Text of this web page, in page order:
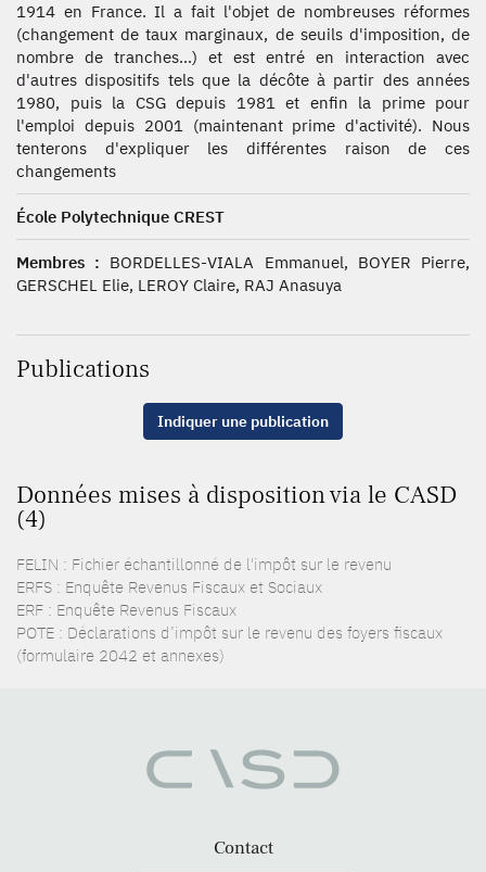
1914 en France. Il a fait l'objet de nombreuses réformes
(changement de taux marginaux, de seuils d'imposition, de
nombre de tranches...) et est entré en interaction avec
d'autres dispositifs tels que la décôte à partir des années
1980, puis la CSG depuis 1981 et enfin la prime pour
l'emploi depuis 2001 (maintenant prime d'activité). Nous
tenterons d'expliquer les différentes raison de ces
changements
École Polytechnique CREST
Membres : BORDELLES-VIALA Emmanuel, BOYER Pierre,
GERSCHEL Elie, LEROY Claire, RAJ Anasuya
Publications
Indiquer une publication
Données mises à disposition via le CASD
(4)
FELIN : Fichier échantillonné de l'impôt sur le revenu
ERFS : Enquête Revenus Fiscaux et Sociaux
ERF : Enquête Revenus Fiscaux
POTE : Déclarations d’impôt sur le revenu des foyers fiscaux
(formulaire 2042 et annexes)
Contact